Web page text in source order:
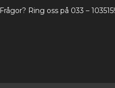
Frågor? Ring oss på 033 – 103515!